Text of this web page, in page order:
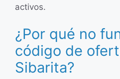
activos.
¿Por qué no
código de
Sibarita?